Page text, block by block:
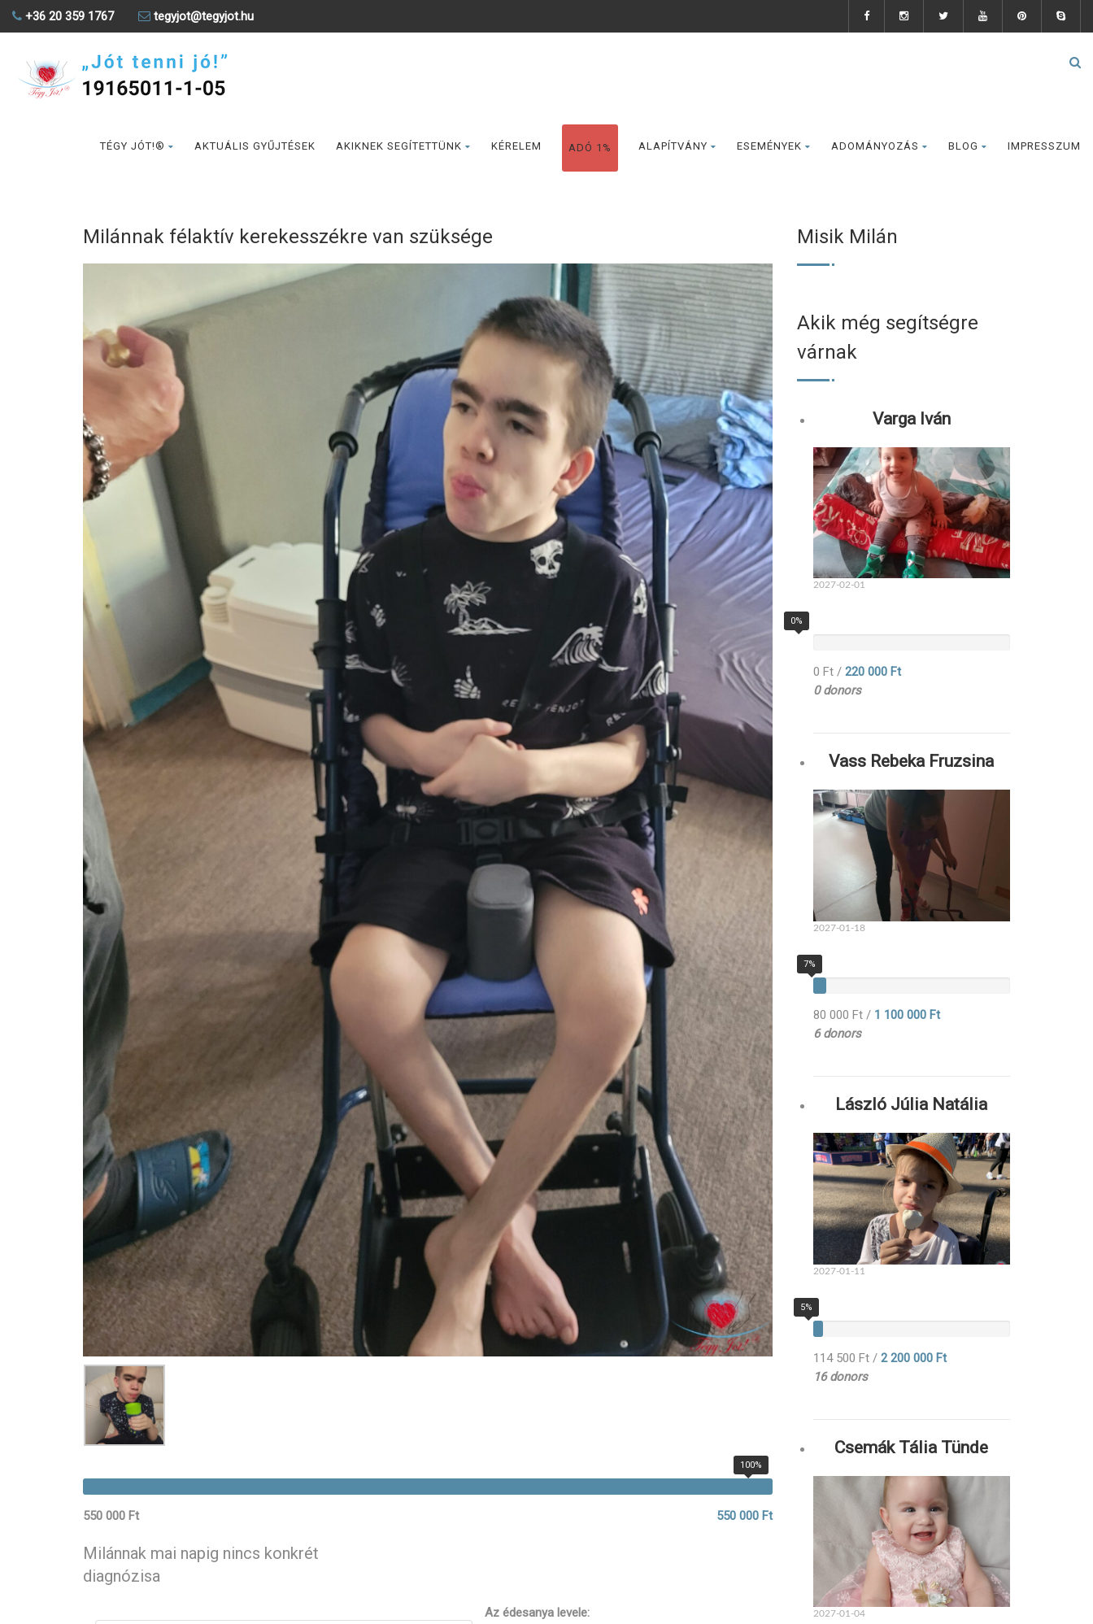
+36 20 359 1767 tegyjot@tegyjot.hu
TÉGY JÓT!® AKTUÁLIS GYŰJTÉSEK AKIKNEK SEGÍTETTÜNK KÉRELEM ADÓ 1% ALAPÍTVÁNY ESEMÉNYEK ADOMÁNYOZÁS BLOG IMPRESSZUM
Milánnak félaktív kerekesszékre van szüksége
100%
550 000 Ft 550 000 Ft
Milánnak mai napig nincs konkrét
diagnózisa
Az édesanya levele:
Misik Milán
Akik még segítségre
várnak
Varga Iván
2027-02-01
0%
0 Ft/ 220 000 Ft
0 donors
Vass Rebeka Fruzsina
2027-01-18
7%
80 000 Ft/ 1 100 000 Ft
6 donors
László Júlia Natália
2027-01-11
5%
114 500 Ft/ 2 200 000 Ft
16 donors
Csemák Tália Tünde
2027-01-04